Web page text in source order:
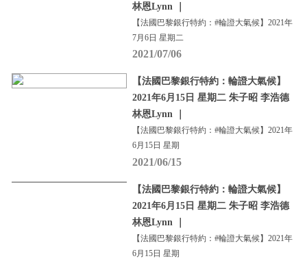
林恩Lynn ｜
【法國巴黎銀行特約：#輪證大氣候】2021年
7月6日 星期二
2021/07/06
【法國巴黎銀行特約：輪證大氣候】
2021年6月15日 星期二 朱子昭 李浩德
林恩Lynn ｜
【法國巴黎銀行特約：#輪證大氣候】2021年
6月15日 星期
2021/06/15
【法國巴黎銀行特約：輪證大氣候】
2021年6月15日 星期二 朱子昭 李浩德
林恩Lynn ｜
【法國巴黎銀行特約：#輪證大氣候】2021年
6月15日 星期